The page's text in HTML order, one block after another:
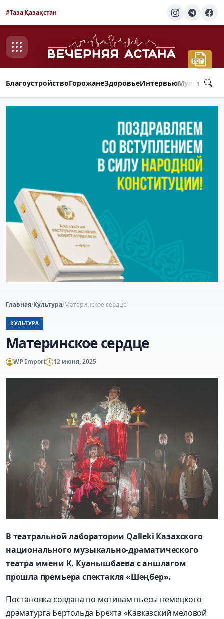
#Таза Қазақстан
БлагоустройствоГорожанеЗдоровьеИнтервью
Главная/Культура/Материнское сердце
КУЛЬТУРА
Материнское сердце
WP Import 12 июня, 2025
В театральной лаборатории Qalleki Казахского
национального музыкально-драматического
театра имени К. Куанышбаева с аншлагом
прошла премьера спектакля «Шеңбер».
Постановка создана по мотивам пьесы немецкого
драматурга Бертольда Брехта «Кавказский меловой